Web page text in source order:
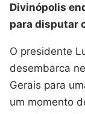
Divinópolis
para disputar
O presidente
desembarca
Gerais para
um momento